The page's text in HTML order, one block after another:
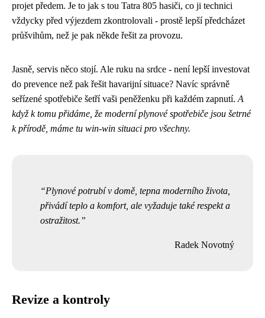
projet předem. Je to jak s tou Tatra 805 hasiči, co ji technici
vždycky před výjezdem zkontrolovali - prostě lepší předcházet
průšvihům, než je pak někde řešit za provozu.
Jasně, servis něco stojí. Ale ruku na srdce - není lepší investovat
do prevence než pak řešit havarijní situace? Navíc správně
seřízené spotřebiče šetří vaši peněženku při každém zapnutí. A
když k tomu přidáme, že moderní plynové spotřebiče jsou šetrné
k přírodě, máme tu win-win situaci pro všechny.
Plynové potrubí v domě, tepna moderního života,
přivádí teplo a komfort, ale vyžaduje také respekt a
ostražitost.
Radek Novotný
Revize a kontroly